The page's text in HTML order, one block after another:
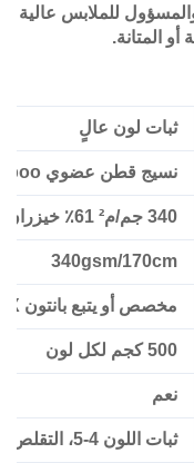
والمسؤول للملابس عالية
أو المتانة.
ثبات لون عالٍ
نسيج قطن عضوي Bamboo مع سبانديكس
340 جم/م² 61٪ خيزران 27٪ قطن عضوي 12٪ سباندكس قماش بيكو
340gsm/170cm
مخصص أو يتبع بانتون TCX
500 كجم لكل لون
نعم
ثبات اللون 4-5، التقلص:<5%